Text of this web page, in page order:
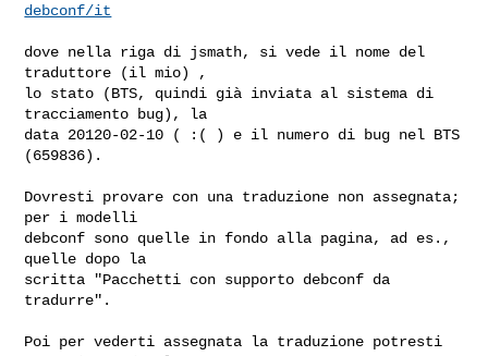
debconf/it
dove nella riga di jsmath, si vede il nome del
traduttore (il mio) ,
lo stato (BTS, quindi già inviata al sistema di
tracciamento bug), la
data 20120-02-10 ( :( ) e il numero di bug nel BTS
(659836).
Dovresti provare con una traduzione non assegnata;
per i modelli
debconf sono quelle in fondo alla pagina, ad es.,
quelle dopo la
scritta "Pacchetti con supporto debconf da
tradurre".
Poi per vederti assegnata la traduzione potresti